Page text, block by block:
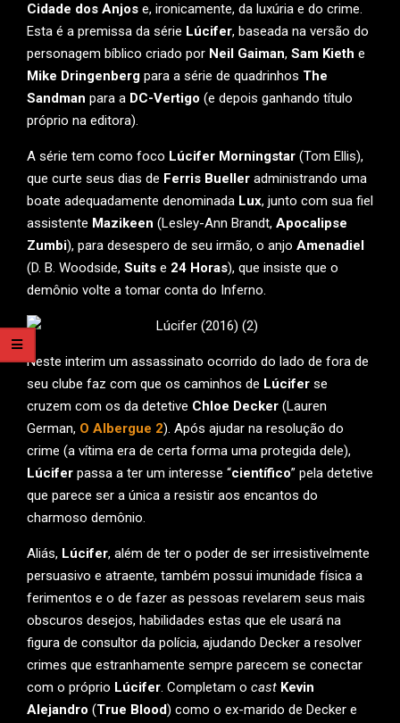
Cidade dos Anjos e, ironicamente, da luxúria e do crime.
Esta é a premissa da série Lúcifer, baseada na versão do
personagem bíblico criado por Neil Gaiman, Sam Kieth e
Mike Dringenberg para a série de quadrinhos The
Sandman para a DC-Vertigo (e depois ganhando título
próprio na editora).
A série tem como foco Lúcifer Morningstar (Tom Ellis),
que curte seus dias de Ferris Bueller administrando uma
boate adequadamente denominada Lux, junto com sua fiel
assistente Mazikeen (Lesley-Ann Brandt, Apocalipse
Zumbi), para desespero de seu irmão, o anjo Amenadiel
(D. B. Woodside, Suits e 24 Horas), que insiste que o
demônio volte a tomar conta do Inferno.
Neste interim um assassinato ocorrido do lado de fora de
seu clube faz com que os caminhos de Lúcifer se
cruzem com os da detetive Chloe Decker (Lauren
German, O Albergue 2). Após ajudar na resolução do
crime (a vítima era de certa forma uma protegida dele),
Lúcifer passa a ter um interesse “científico” pela detetive
que parece ser a única a resistir aos encantos do
charmoso demônio.
Aliás, Lúcifer, além de ter o poder de ser irresistivelmente
persuasivo e atraente, também possui imunidade física a
ferimentos e o de fazer as pessoas revelarem seus mais
obscuros desejos, habilidades estas que ele usará na
figura de consultor da polícia, ajudando Decker a resolver
crimes que estranhamente sempre parecem se conectar
com o próprio Lúcifer. Completam o cast Kevin
Alejandro (True Blood) como o ex-marido de Decker e